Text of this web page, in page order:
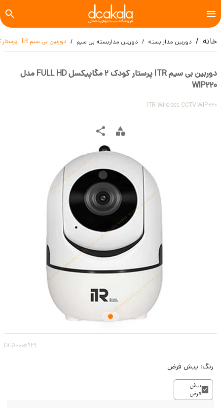
خانه دوربین مدار بسته دوربین مداربسته بی سیم دوربین بی سیم ITR پرستار کودک 2 مگاپیکسل FULL HD مدل WIP220
دوربین بی سیم ITR پرستار کودک 2 مگاپیکسل FULL HD مدل
WIP220
ITR Wireless CCTV WIP220
DCA-006931
رنگ: پیش فرض
پیش
فرض